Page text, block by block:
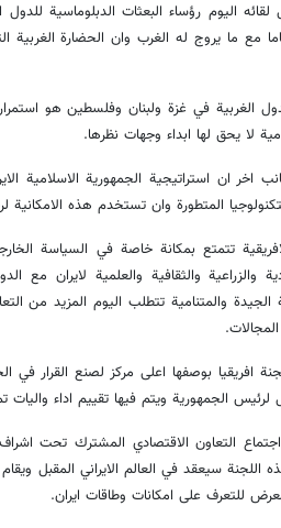
اليوم رؤساء البعثات الدبلوماسية
مع ما يروج له الغرب وان الحضارة الغربية
الغربية في غزة ولبنان وفلسطين هو
لا يحق لها ابداء وجهات نظرها.
اخر ان استراتيجية الجمهورية الاسلامية
المتطورة وان تستخدم هذه الامكانية
تتمتع بمكانة خاصة في السياسة
والزراعية والثقافية والعلمية لايران
الجيدة والمتنامية تتطلب اليوم المزيد من
افريقيا بوصفها اعلى مركز لصنع القرار في
لرئيس الجمهورية ويتم فيها تقييم اداء واليات
التعاون الاقتصادي المشترك تحت
للتعرف على امكانات وطاقات ايران.